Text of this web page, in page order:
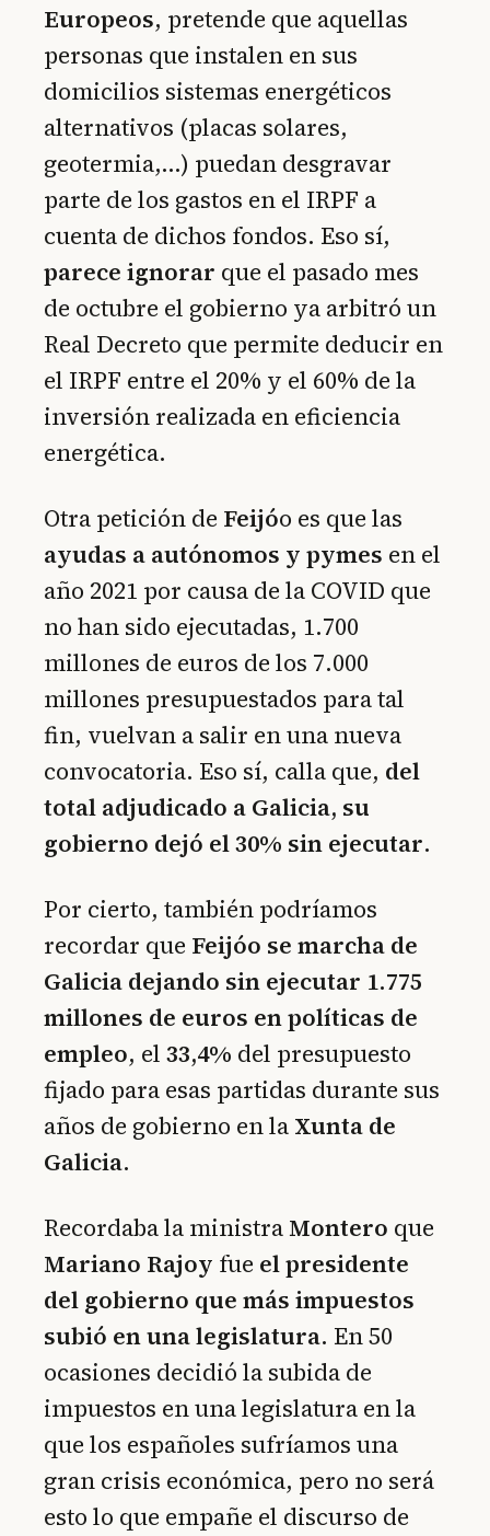
Europeos, pretende que aquellas
personas que instalen en sus
domicilios sistemas energéticos
alternativos (placas solares,
geotermia,…) puedan desgravar
parte de los gastos en el IRPF a
cuenta de dichos fondos. Eso sí,
parece ignorar que el pasado mes
de octubre el gobierno ya arbitró un
Real Decreto que permite deducir en
el IRPF entre el 20% y el 60% de la
inversión realizada en eficiencia
energética.
Otra petición de Feijóo es que las
ayudas a autónomos y pymes en el
año 2021 por causa de la COVID que
no han sido ejecutadas, 1.700
millones de euros de los 7.000
millones presupuestados para tal
fin, vuelvan a salir en una nueva
convocatoria. Eso sí, calla que, del
total adjudicado a Galicia, su
gobierno dejó el 30% sin ejecutar.
Por cierto, también podríamos
recordar que Feijóo se marcha de
Galicia dejando sin ejecutar 1.775
millones de euros en políticas de
empleo, el 33,4% del presupuesto
fijado para esas partidas durante sus
años de gobierno en la Xunta de
Galicia.
Recordaba la ministraMontero que
Mariano Rajoy fue el presidente
del gobierno que más impuestos
subió en una legislatura. En 50
ocasiones decidió la subida de
impuestos en una legislatura en la
que los españoles sufríamos una
gran crisis económica, pero no será
esto lo que empañe el discurso de